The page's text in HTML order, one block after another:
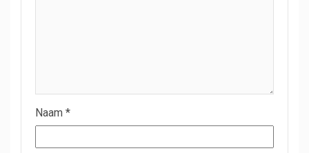
Naam *